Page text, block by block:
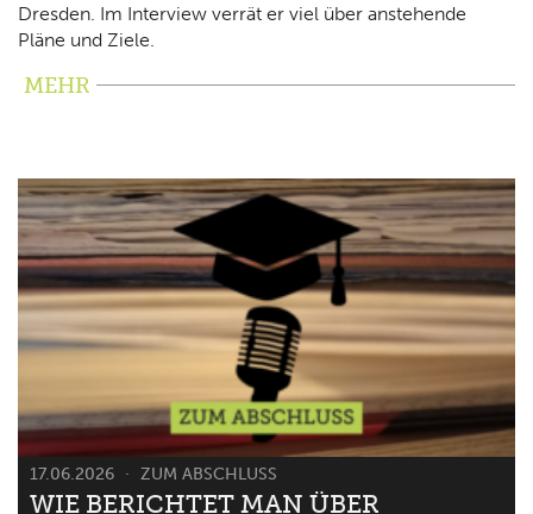
Dresden. Im Interview verrät er viel über anstehende
Pläne und Ziele.
MEHR
17.06.2026 ZUM ABSCHLUSS
WIE BERICHTET MAN ÜBER